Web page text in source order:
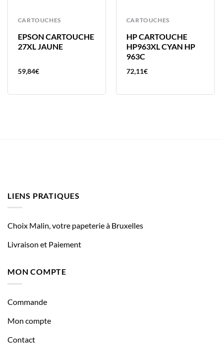
CARTOUCHES
EPSON CARTOUCHE
27XL JAUNE
59,84€
CARTOUCHES
HP CARTOUCHE
HP963XL CYAN HP
963C
72,11€
LIENS PRATIQUES
Choix Malin, votre papeterie à Bruxelles
Livraison et Paiement
MON COMPTE
Commande
Mon compte
Contact